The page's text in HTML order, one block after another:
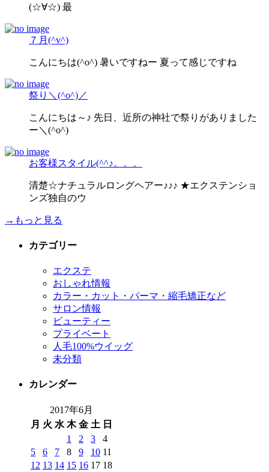
(☆∀☆) 最
７月(^v^)
こんにちは(^o^) 暑いですねー 夏って感じですね
祭り＼(^o^)／
こんにちは～♪ 先日、近所の神社で祭りがありました
ー＼(^o^)
お客様スタイル(^^♪。。。
清楚☆ナチュラルロングヘアー♪♪♪ ★エクステンショ
ンズ独自のウ
→もっと見る
カテゴリー
エクステ
おしゃれ情報
カラー・カット・パーマ・縮毛矯正など
サロン情報
ビューティー
プライベート
人毛100%ウイッグ
未分類
カレンダー
2017年6月
月 火 水 木 金 土 日
1
2 3
4
5
6 7 8 9 10 11
12 13 14 15 16 17 18